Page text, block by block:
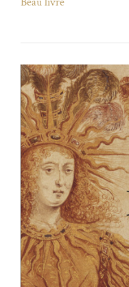
onglet)
nouvel onglet)
fenêtre modale)
de l'application